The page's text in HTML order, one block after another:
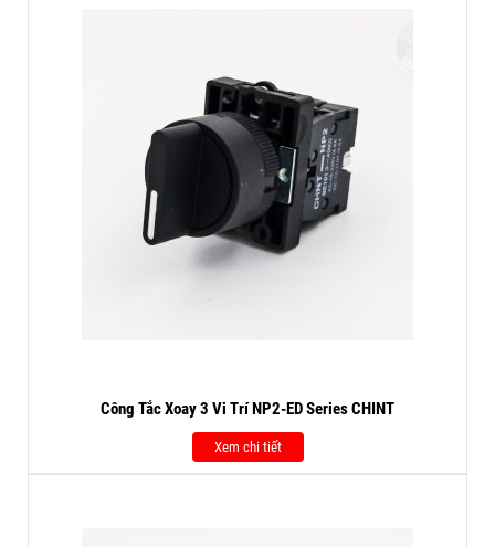
Công Tắc Xoay 3 Vi Trí NP2-ED Series CHINT
Xem chi tiết